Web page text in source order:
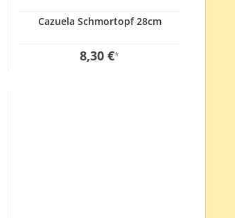
Cazuela Schmortopf 28cm
8,30 €*